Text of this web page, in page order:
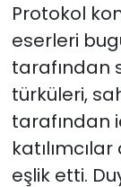
Protokol
eserleri
tarafından
türküleri,
tarafından
eşlik etti.